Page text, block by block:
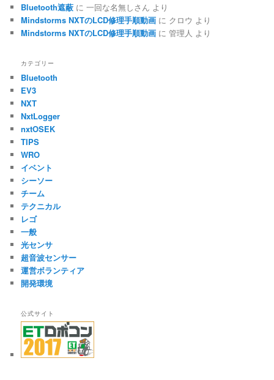
Bluetooth遮蔽 に一回な名無しさん より
Mindstorms NXTのLCD修理手順動画 に クロウ より
Mindstorms NXTのLCD修理手順動画 に管理人 より
カテゴリー
Bluetooth
EV3
NXT
NxtLogger
nxtOSEK
TIPS
WRO
イベント
シーソー
チーム
テクニカル
レゴ
一般
光センサ
超音波センサー
運営ボランティア
開発環境
公式サイト